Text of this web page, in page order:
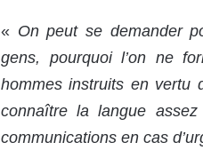
« On peut se demander
gens, pourquoi l’on ne
hommes instruits en vertu
connaître la langue
communications en cas